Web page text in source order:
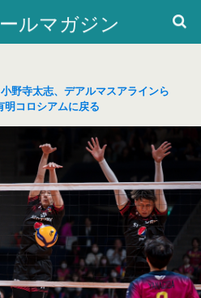
ルマガジン
野寺太志、デアルマスアラインら
明コロシアムに戻る